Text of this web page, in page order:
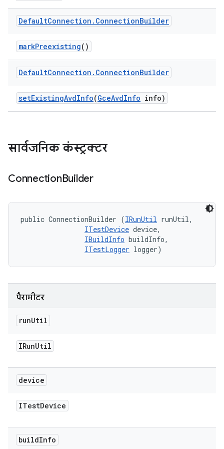
DefaultConnection . ConnectionBuilder
markPreexisting()
DefaultConnection . ConnectionBuilder
setExistingAvdInfo(GceAvdInfo info)
सार्वजनिक कंस्ट्रक्टर
ConnectionBuilder
public ConnectionBuilder (IRunUtil runUtil,
ITestDevice device,
IBuildInfo buildInfo,
ITestLogger logger)
पैरामीटर
runUtil
IRunUtil
device
ITestDevice
buildInfo